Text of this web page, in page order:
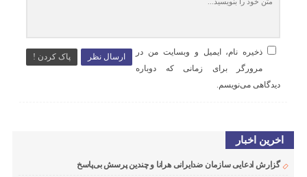
ارسال نظر پاک کردن !
ذخیره نام، ایمیل و وبسایت من در
مرورگر برای زمانی که دوباره
دیدگاهی می‌نویسم.
اخرین اخبار
گزارش ادعایی سازمان ضدایرانی هرانا و چندین پرسش بی‌پاسخ